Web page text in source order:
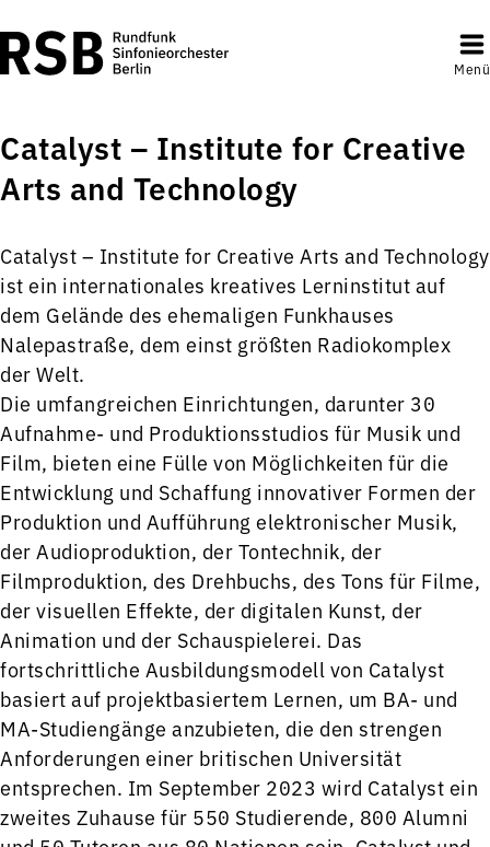
Menü
Catalyst – Institute for Creative
Arts and Technology
Catalyst – Institute for Creative Arts and Technology
ist ein internationales kreatives Lerninstitut auf
dem Gelände des ehemaligen Funkhauses
Nalepastraße, dem einst größten Radiokomplex
der Welt.
Die umfangreichen Einrichtungen, darunter 30
Aufnahme- und Produktionsstudios für Musik und
Film, bieten eine Fülle von Möglichkeiten für die
Entwicklung und Schaffung innovativer Formen der
Produktion und Aufführung elektronischer Musik,
der Audioproduktion, der Tontechnik, der
Filmproduktion, des Drehbuchs, des Tons für Filme,
der visuellen Effekte, der digitalen Kunst, der
Animation und der Schauspielerei. Das
fortschrittliche Ausbildungsmodell von Catalyst
basiert auf projektbasiertem Lernen, um BA- und
MA-Studiengänge anzubieten, die den strengen
Anforderungen einer britischen Universität
entsprechen. Im September 2023 wird Catalyst ein
zweites Zuhause für 550 Studierende, 800 Alumni